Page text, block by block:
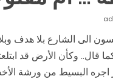
الى الشارع بلا هدف
قال.. وكأن الأرض قد
اجره البسيط من ورشة